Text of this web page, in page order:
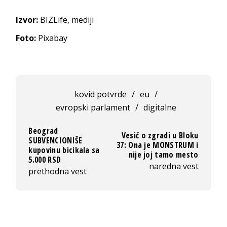
Izvor: BIZLife, mediji
Foto: Pixabay
kovid potvrde / eu /
evropski parlament / digitalne
Beograd
SUBVENCIONIŠE
kupovinu bicikala sa
5.000 RSD
prethodna vest
Vesić o zgradi u Bloku
37: Ona je MONSTRUM i
nije joj tamo mesto
naredna vest